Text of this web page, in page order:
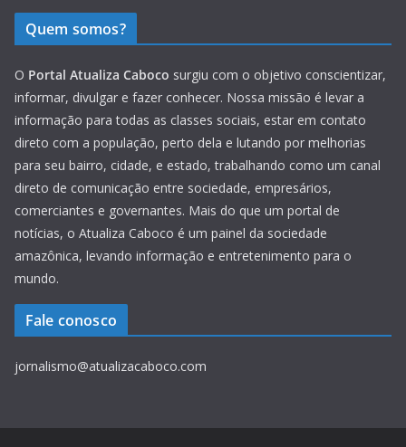
Quem somos?
O Portal Atualiza Caboco surgiu com o objetivo conscientizar,
informar, divulgar e fazer conhecer. Nossa missão é levar a
informação para todas as classes sociais, estar em contato
direto com a população, perto dela e lutando por melhorias
para seu bairro, cidade, e estado, trabalhando como um canal
direto de comunicação entre sociedade, empresários,
comerciantes e governantes. Mais do que um portal de
notícias, o Atualiza Caboco é um painel da sociedade
amazônica, levando informação e entretenimento para o
mundo.
Fale conosco
jornalismo@atualizacaboco.com